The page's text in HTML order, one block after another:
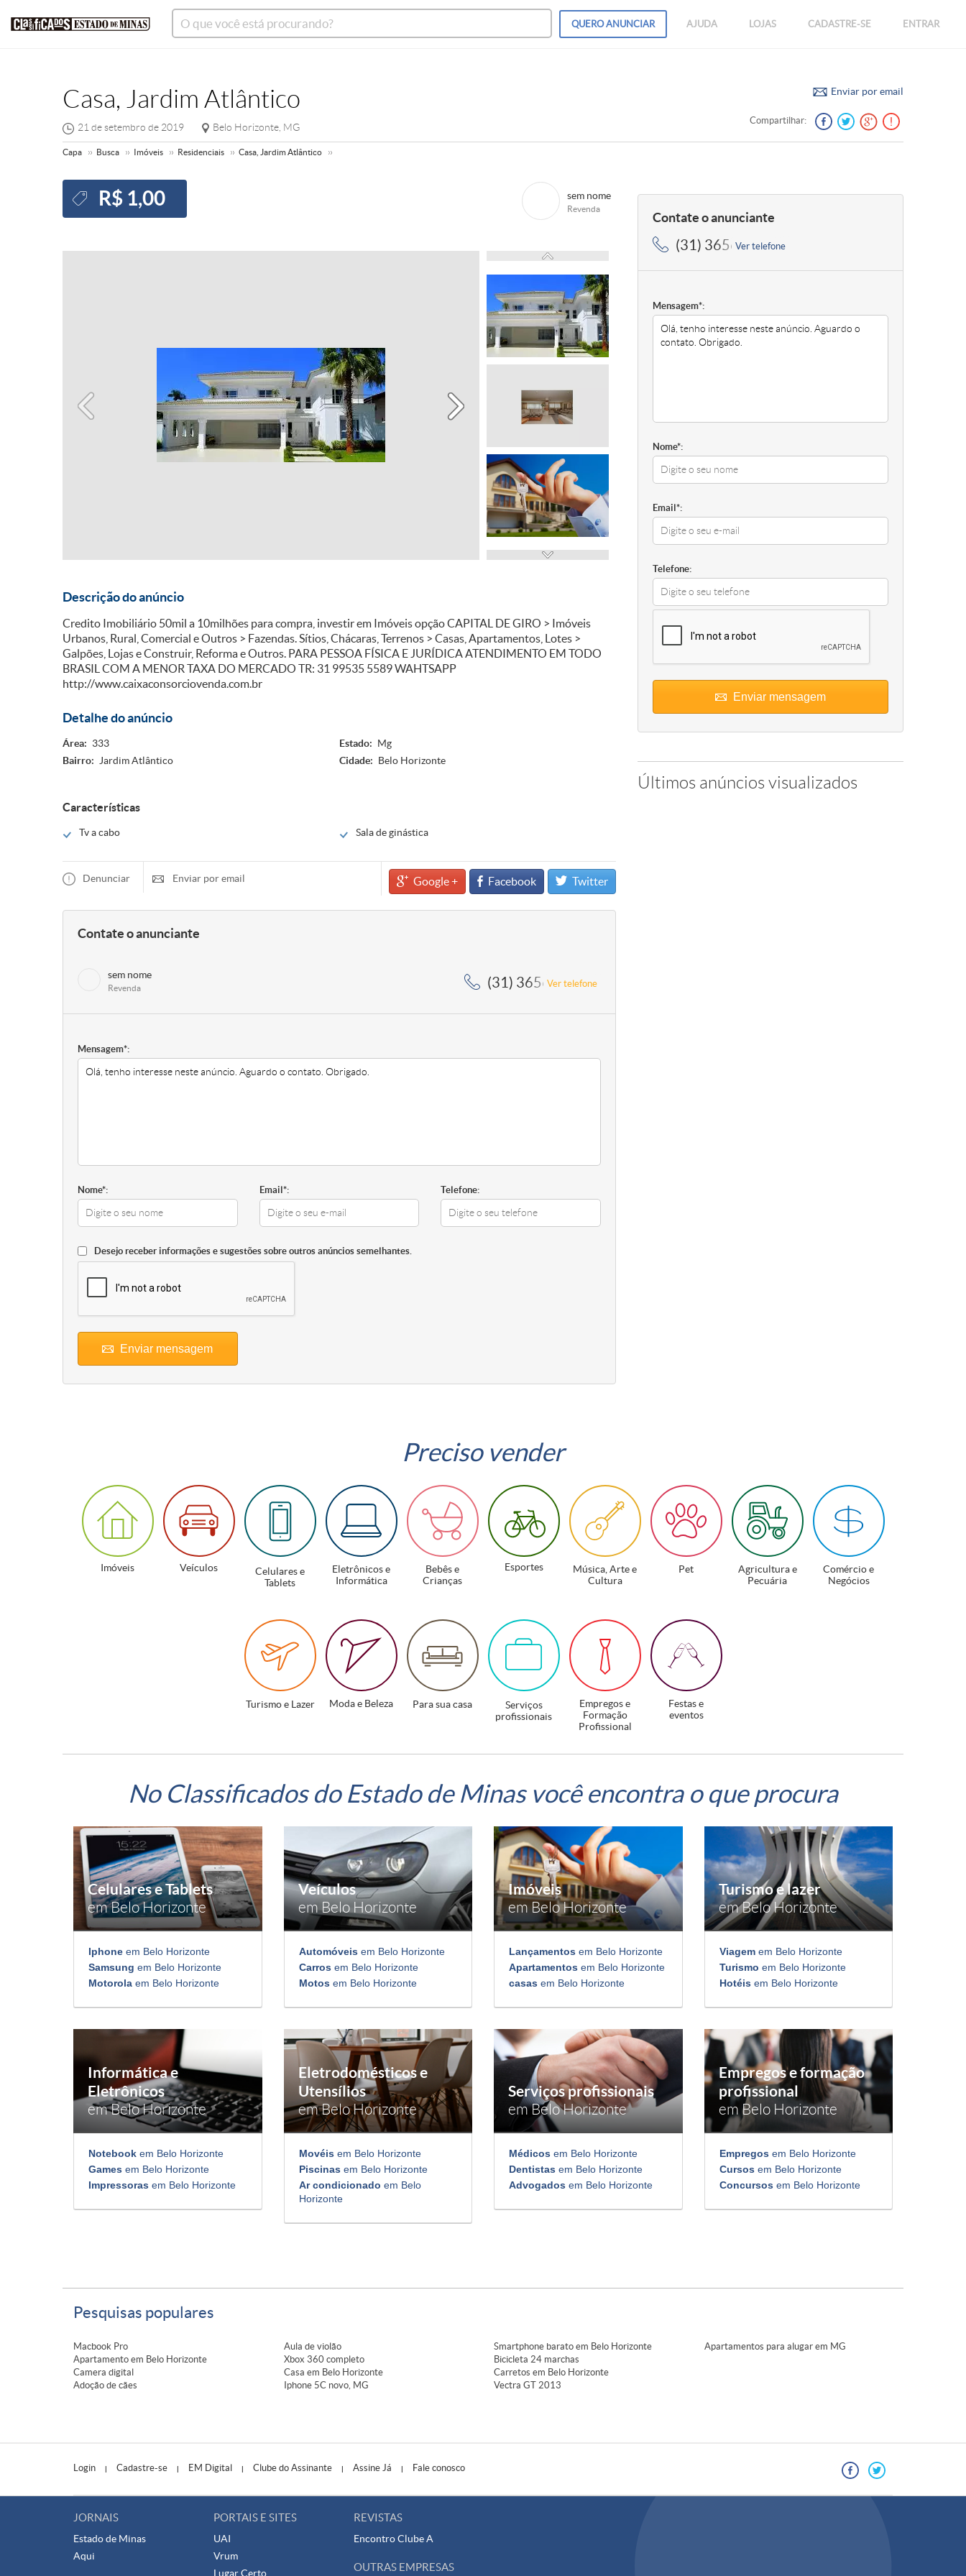
QUEROANUNCIAR AJUDA LOJAS CADASTRE-SE ENTRAR
Casa, Jardim Atlântico
21 de setembro de 2019 Belo Horizonte, MG
Enviar por email
Compartilhar:
Capa Busca Imóveis Residenciais Casa, Jardim Atlântico
R$ 1,00 sem nome
Revenda
Descrição do anúncio
Credito Imobiliário 50mil a 10milhões para compra, investir em Imóveis opção CAPITAL DE GIRO > Imóveis
Urbanos, Rural, Comercial e Outros > Fazendas. Sítios, Chácaras, Terrenos > Casas, Apartamentos, Lotes >
Galpões, Lojas e Construir, Reforma e Outros. PARA PESSOA FÍSICA E JURÍDICA ATENDIMENTO EM TODO
BRASIL COM A MENOR TAXA DO MERCADO TR: 31 99535 5589 WAHTSAPP
http://www.caixaconsorciovenda.com.br
Detalhe do anúncio
Área: 333 Estado: Mg
Bairro:
Jardim Atlântico Cidade: Belo Horizonte
Características
Tv a cabo Sala de ginástica
Denunciar Enviar por email Google + Facebook Twitter
Contate o anunciante
sem nome
Revenda (31) 3656-5364, (31) 3656-5364
Ver telefone
Mensagem*:
Nome*: Email*: Telefone:
Desejo receber informações e sugestões sobre outros anúncios semelhantes.
Enviar mensagem
Contate o anunciante
(31) 3656-5364, (31) 3656-5364
Ver telefone
Mensagem*:
Nome*:
Email*:
Telefone:
Enviar mensagem
Últimos anúncios visualizados
Preciso vender
Imóveis Veículos
Celulares e
Tablets
Eletrônicos e
Informática
Bebês e
Crianças
Esportes
Música, Arte e
Cultura
Pet
Agricultura e
Pecuária
Comércio e
Negócios
Turismo e Lazer Moda e Beleza Para sua casa
Serviços
profissionais
Empregos e
Formação
Profissional
Festas e
eventos
No Classificados do Estado de Minas você encontra o que procura
Celulares e Tablets
em Belo Horizonte
Iphone em Belo Horizonte
Samsung em Belo Horizonte
Motorola em Belo Horizonte
Veículos
em Belo Horizonte
Automóveisem Belo Horizonte
Carrosem Belo Horizonte
Motosem Belo Horizonte
Imóveis
em Belo Horizonte
Lançamentos em Belo Horizonte
Apartamentos em Belo Horizonte
casas em Belo Horizonte
Turismo e lazer
em Belo Horizonte
Viagemem Belo Horizonte
Turismo em Belo Horizonte
Hotéisem Belo Horizonte
Informática e
Eletrônicos
em Belo Horizonte
Notebook em Belo Horizonte
Games em Belo Horizonte
Impressoras em Belo Horizonte
Eletrodomésticos e
Utensílios
em Belo Horizonte
Movéisem Belo Horizonte
Piscinasem Belo Horizonte
Ar condicionado em Belo
Horizonte
Serviços profissionais
em Belo Horizonte
Médicos em Belo Horizonte
Dentistas em Belo Horizonte
Advogados em Belo Horizonte
Empregos e formação
profissional
em Belo Horizonte
Empregosem Belo Horizonte
Cursosem Belo Horizonte
Concursosem Belo Horizonte
Pesquisas populares
Macbook Pro
Apartamento em Belo Horizonte
Camera digital
Adoção de cães
Aula de violão
Xbox 360 completo
Casa em Belo Horizonte
Iphone 5C novo, MG
Smartphone barato em Belo Horizonte
Bicicleta 24 marchas
Carretos em Belo Horizonte
Vectra GT 2013
Apartamentos para alugar em MG
Login | Cadastre-se | EM Digital | Clube do Assinante | Assine Já | Fale conosco
JORNAIS
Estado de Minas
Aqui
PORTAIS E SITES
UAI
Vrum
Lugar Certo
REVISTAS
EncontroClube A
OUTRAS EMPRESAS